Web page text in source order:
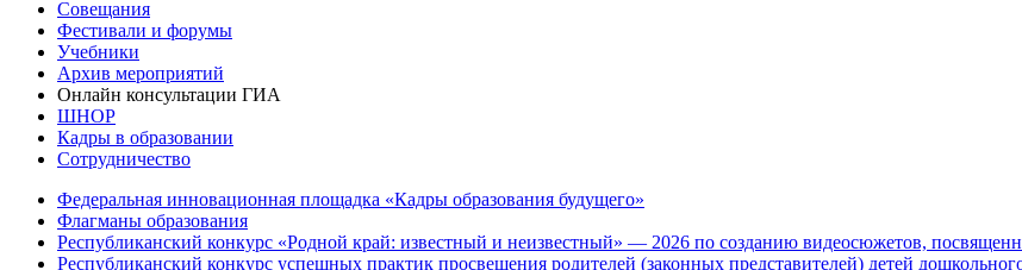
Совещания
Фестивали и форумы
Учебники
Архив мероприятий
Онлайн консультации ГИА
ШНОР
Кадры в образовании
Сотрудничество
Федеральная инновационная площадка «Кадры образования будущего»
Флагманы образования
Республиканский конкурс «Родной край: известный и неизвестный» — 2026 по созданию видеосюжетов,
Республиканский конкурс успешных практик просвещения родителей (законных представителей) детей